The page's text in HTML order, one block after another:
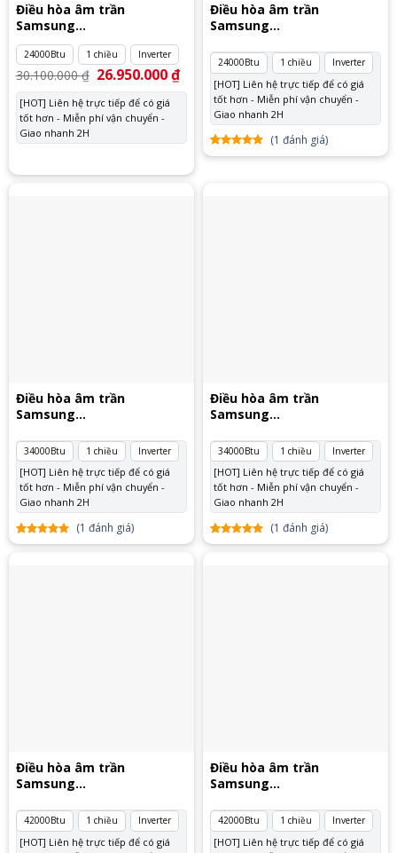
Điều hòa âm trần
Samsung
AC071TN1DKC/EA
24000Btu 1 chiều Inverter
30.100.000₫ Giá
gốc
là:
30.100.000 ₫.
26.950.000₫Giá
tại
26.950.000 ₫.
[HOT] Liên hệ trực tiếp để có giá
tốt hơn - Miễn phí vận chuyển -
Giao nhanh 2H
Điều hòa âm trần
Samsung
24000Btu 1 chiều Inverter
[HOT] Liên hệ trực tiếp để có giá
tốt hơn - Miễn phí vận chuyển -
Giao nhanh 2H
5.00trên
1
(1 đánh giá)
Điều hòa âm trần
Samsung
34000Btu 1 chiều Inverter
[HOT] Liên hệ trực tiếp để có giá
tốt hơn - Miễn phí vận chuyển -
Giao nhanh 2H
5.00trên
1
(1 đánh giá)
Điều hòa âm trần
Samsung
34000Btu 1 chiều Inverter
[HOT] Liên hệ trực tiếp để có giá
tốt hơn - Miễn phí vận chuyển -
Giao nhanh 2H
5.00trên
1
(1 đánh giá)
Điều hòa âm trần
Samsung
42000Btu 1 chiều Inverter
[HOT] Liên hệ trực tiếp để có giá
Điều hòa âm trần
Samsung
42000Btu 1 chiều Inverter
[HOT] Liên hệ trực tiếp để có giá